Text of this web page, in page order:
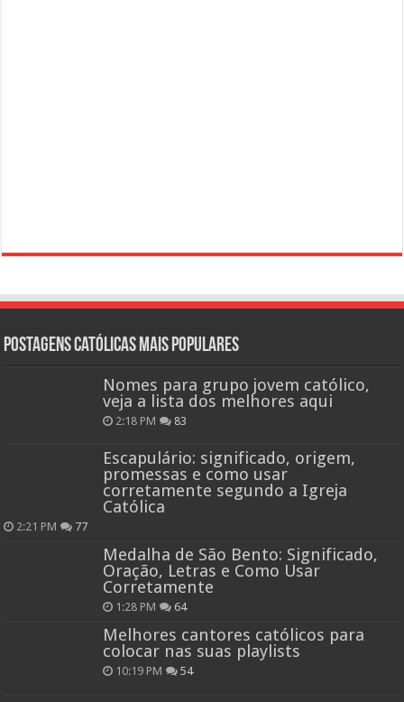
Postagens católicas mais Populares
Nomes para grupo jovem católico,
veja a lista dos melhores aqui
2:18 PM 83
Escapulário: significado, origem,
promessas e como usar
corretamente segundo a Igreja
Católica
2:21 PM 77
Medalha de São Bento: Significado,
Oração, Letras e Como Usar
Corretamente
1:28 PM 64
Melhores cantores católicos para
colocar nas suas playlists
10:19 PM 54